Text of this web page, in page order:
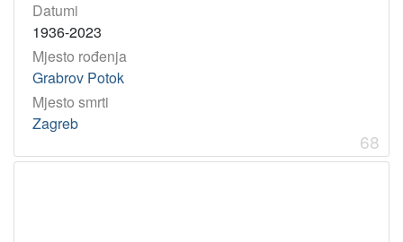
Datumi
1936-2023
Mjesto rođenja
Grabrov Potok
Mjesto smrti
Zagreb
68